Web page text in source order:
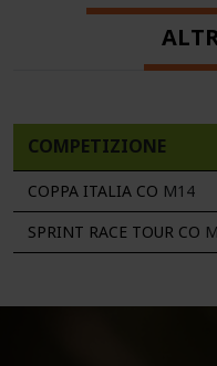
COMPETIZIONE
COPPA ITALIA CO M14
SPRINT RACE TOUR CO